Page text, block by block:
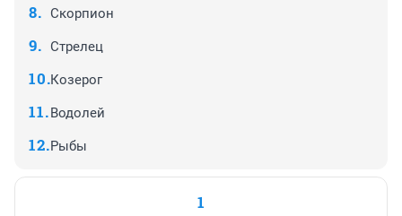
Скорпион
Стрелец
Козерог
Водолей
Рыбы
1